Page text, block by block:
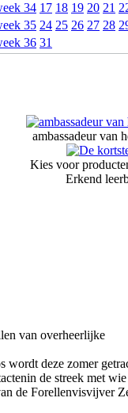
17 18 19 20 21
24 25 26 27 28
31
ambassadeur van
Kies voor
Erkend
van overheerlijke
deze zomer
de streek met
de